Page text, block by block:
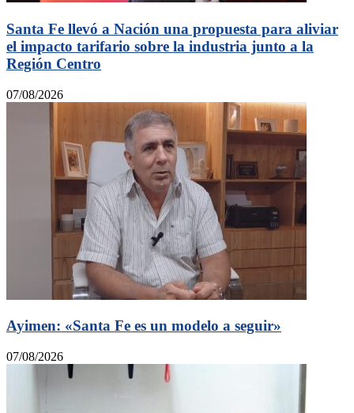
Santa Fe llevó a Nación una propuesta para aliviar
el impacto tarifario sobre la industria junto a la
Región Centro
07/08/2026
Ayimen: «Santa Fe es un modelo a seguir»
07/08/2026